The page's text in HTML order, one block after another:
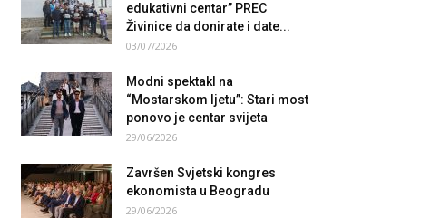
edukativni centar” PREC
Živinice da donirate i date...
03/07/2026
Modni spektakl na
“Mostarskom ljetu”: Stari most
ponovo je centar svijeta
29/06/2026
Završen Svjetski kongres
ekonomista u Beogradu
29/06/2026